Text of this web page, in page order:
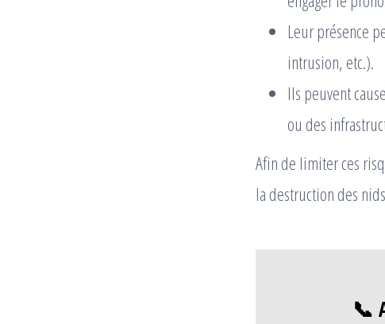
Leur présence
intrusion, etc.).
Ils peuvent
ou des
Afin de limiter ces
la destruction des
📞